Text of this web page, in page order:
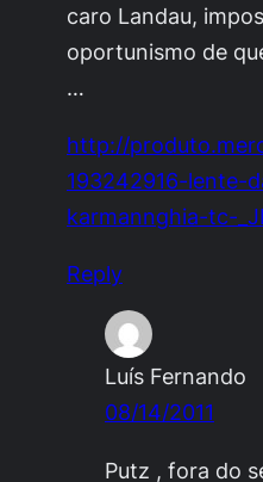
caro Landau,
oportunismo de
…
http://
193242916-lente-
karmannghia-tc-
Reply
Luís Fernando
08/14/2011
Putz , fora do